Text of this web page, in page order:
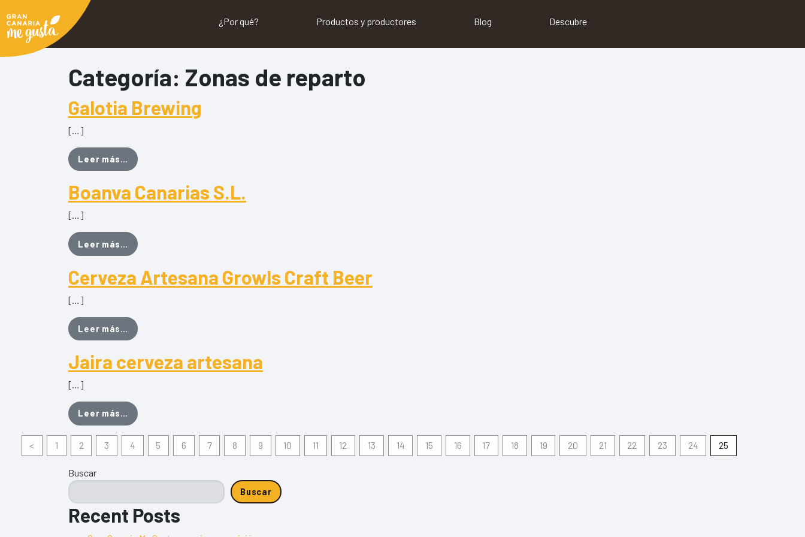
¿Por qué? Productos y productores Blog Descubre
Categoría: Zonas de reparto
Galotia Brewing
[…]
Leer más… from Galotia Brewing
Boanva Canarias S.L.
[…]
Leer más… from Boanva Canarias S.L.
Cerveza Artesana Growls Craft Beer
[…]
Leer más… from Cerveza Artesana Growls Craft Beer
Jaira cerveza artesana
[…]
Leer más… from Jaira cerveza artesana
< 1 2 3 4 5 6 7 8 9 10 11 12 13 14 15 16 17 18 19 20 21 22 23 24 25
Buscar
Buscar
Recent Posts